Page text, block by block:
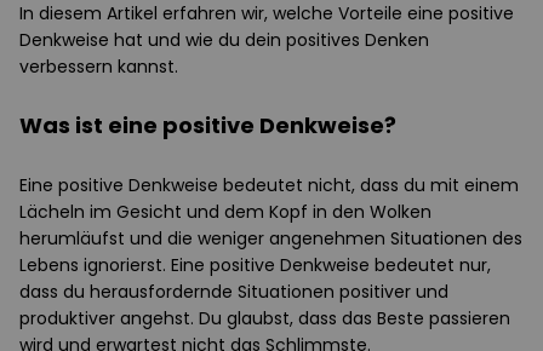
In diesem Artikel erfahren wir, welche Vorteile eine positive
Denkweise hat und wie du dein positives Denken
verbessern kannst.
Was ist eine positive Denkweise?
Eine positive Denkweise bedeutet nicht, dass du mit einem
Lächeln im Gesicht und dem Kopf in den Wolken
herumläufst und die weniger angenehmen Situationen des
Lebens ignorierst. Eine positive Denkweise bedeutet nur,
dass du herausfordernde Situationen positiver und
produktiver angehst. Du glaubst, dass das Beste passieren
wird und erwartest nicht das Schlimmste.